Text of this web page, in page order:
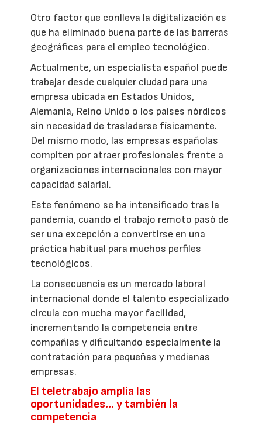
Otro factor que conlleva la digitalización es
que ha eliminado buena parte de las barreras
geográficas para el empleo tecnológico.
Actualmente, un especialista español puede
trabajar desde cualquier ciudad para una
empresa ubicada en Estados Unidos,
Alemania, Reino Unido o los países nórdicos
sin necesidad de trasladarse físicamente.
Del mismo modo, las empresas españolas
compiten por atraer profesionales frente a
organizaciones internacionales con mayor
capacidad salarial.
Este fenómeno se ha intensificado tras la
pandemia, cuando el trabajo remoto pasó de
ser una excepción a convertirse en una
práctica habitual para muchos perfiles
tecnológicos.
La consecuencia es un mercado laboral
internacional donde el talento especializado
circula con mucha mayor facilidad,
incrementando la competencia entre
compañías y dificultando especialmente la
contratación para pequeñas y medianas
empresas.
El teletrabajo amplía las
oportunidades… y también la
competencia